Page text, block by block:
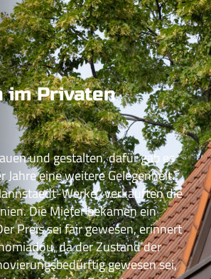
im Privaten
und gestalten, dafür gab es
Jahre eine weitere Gelegenheit.
Werke“ verkauften die
Die Mieter bekamen ein
Preis sei fair gewesen, erinnert
da der Zustand der
gewesen sei,